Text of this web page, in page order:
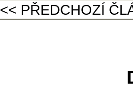
<< PŘEDCHOZÍ